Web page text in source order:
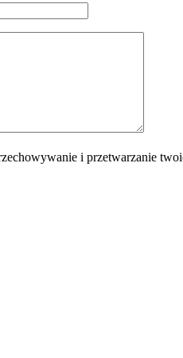
i przetwarzanie